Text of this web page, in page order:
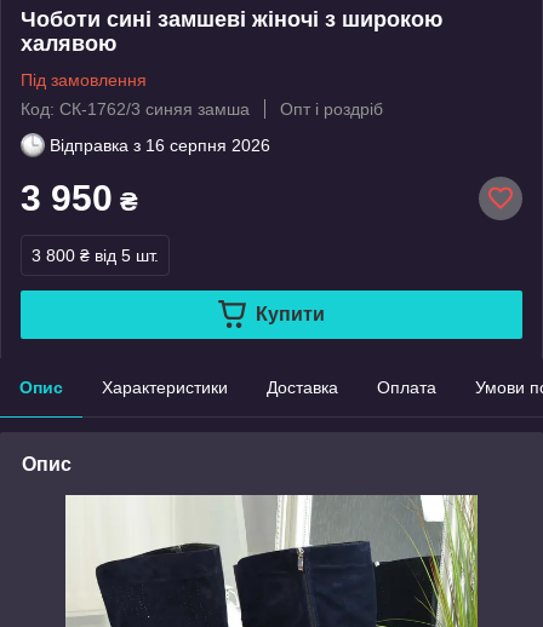
Чоботи сині замшеві жіночі з широкою
халявою
Під замовлення
Код: СК-1762/3 синяя замша
Опт і роздріб
Відправка з 16 серпня 2026
3 950 ₴
3 800 ₴ від 5 шт.
Купити
Опис Характеристики Доставка Оплата Умови
Опис